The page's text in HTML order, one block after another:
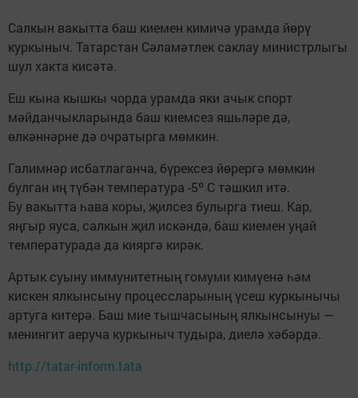
Салкын вакытта баш киемен кимичә урамда йөрү
куркыныч. Татарстан Сәламәтлек саклау министрлыгы
шул хакта кисәтә.
Еш кына кышкы чорда урамда яки ачык спорт
мәйданчыкларында баш киемсез яшьләре дә,
өлкәннәрне дә очратырга мөмкин.
Галимнәр исбатлаганча, бүрексез йөрергә мөмкин
булган иң түбән температура -5º С тәшкил итә.
Бу вакытта һава коры, җилсез булырга тиеш. Кар,
яңгыр яуса, салкын җил искәндә, баш киемен уңай
температурада да кияргә кирәк.
Артык суыну иммунитетның гомуми кимүенә һәм
кискен ялкынсыну процессларының үсеш куркынычы
артуга китерә. Баш мие тышчасының ялкынсынуы —
менингит аеруча куркыныч тудыра, диелә хәбәрдә.
http://tatar-inform.tata